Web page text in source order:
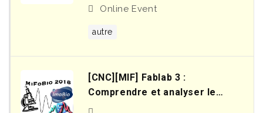
Online Event
autre
[CNC][MIF] Fablab 3 :
Comprendre et analyser le
front d’onde